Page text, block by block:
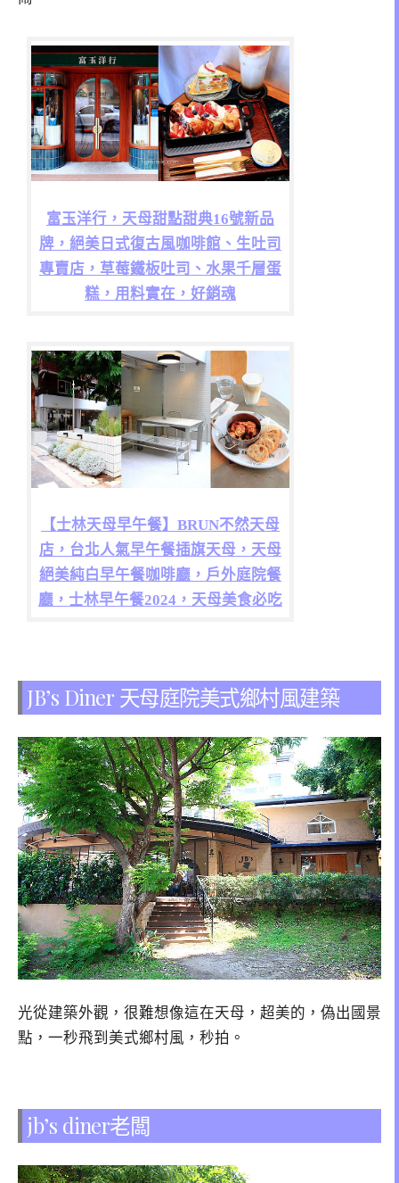
富玉洋行，天母甜點甜典16號新品
牌，絕美日式復古風咖啡館、生吐司
專賣店，草莓鐵板吐司、水果千層蛋
糕，用料實在，好銷魂
【士林天母早午餐】BRUN不然天母
店，台北人氣早午餐插旗天母，天母
絕美純白早午餐咖啡廳，戶外庭院餐
廳，士林早午餐2024，天母美食必吃
JB’s Diner 天母庭院美式鄉村風建築
光從建築外觀，很難想像這在天母，超美的，偽出國景
點，一秒飛到美式鄉村風，秒拍。
jb’s diner老闆